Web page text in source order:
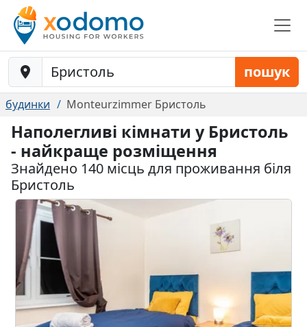
Baustelle-Location пошук
будинки Monteurzimmer Бристоль
Наполегливі кімнати у Бристоль
- найкраще розміщення
Знайдено 140 місць для проживання біля
Бристоль